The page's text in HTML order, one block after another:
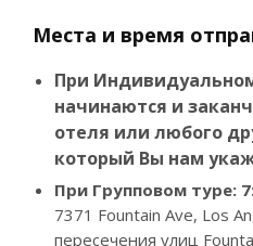
Места и время
При
начинаются и
отеля или любого
который Вы нам
При Групповом туре:
7371 Fountain Ave, Los
пересечения улиц